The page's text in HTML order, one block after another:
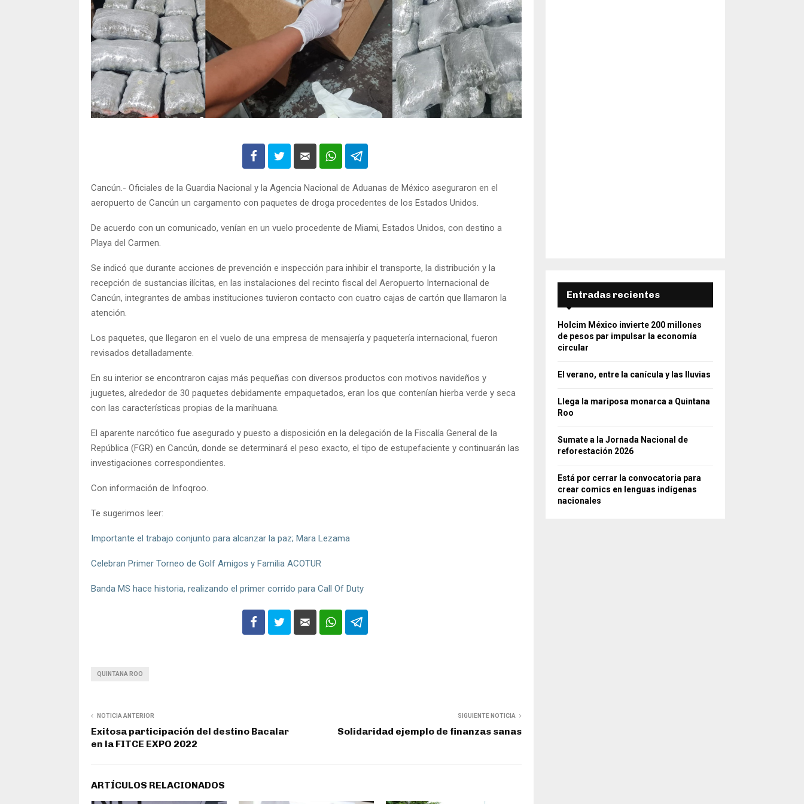
Cancún.- Oficiales de la Guardia Nacional y la Agencia Nacional de Aduanas de México aseguraron en el
aeropuerto de Cancún un cargamento con paquetes de droga procedentes de los Estados Unidos.
De acuerdo con un comunicado, venían en un vuelo procedente de Miami, Estados Unidos, con destino a
Playa del Carmen.
Se indicó que durante acciones de prevención e inspección para inhibir el transporte, la distribución y la
recepción de sustancias ilícitas, en las instalaciones del recinto fiscal del Aeropuerto Internacional de
Cancún, integrantes de ambas instituciones tuvieron contacto con cuatro cajas de cartón que llamaron la
atención.
Los paquetes, que llegaron en el vuelo de una empresa de mensajería y paquetería internacional, fueron
revisados detalladamente.
En su interior se encontraron cajas más pequeñas con diversos productos con motivos navideños y
juguetes, alrededor de 30 paquetes debidamente empaquetados, eran los que contenían hierba verde y seca
con las características propias de la marihuana.
El aparente narcótico fue asegurado y puesto a disposición en la delegación de la Fiscalía General de la
República (FGR) en Cancún, donde se determinará el peso exacto, el tipo de estupefaciente y continuarán las
investigaciones correspondientes.
Con información de Infoqroo.
Te sugerimos leer:
Importante el trabajo conjunto para alcanzar la paz; Mara Lezama
Celebran Primer Torneo de Golf Amigos y Familia ACOTUR
Banda MS hace historia, realizando el primer corrido para Call Of Duty
QUINTANA ROO
NOTICIA ANTERIOR
Exitosa participación del destino Bacalar
en la FITCE EXPO 2022
SIGUIENTE NOTICIA
Solidaridad ejemplo de finanzas sanas
ARTÍCULOS RELACIONADOS
Entradas recientes
Holcim México invierte 200 millones
de pesos par impulsar la economía
circular
El verano, entre la canícula y las lluvias
Llega la mariposa monarca a Quintana
Roo
Sumate a la Jornada Nacional de
reforestación 2026
Está por cerrar la convocatoria para
crear comics en lenguas indígenas
nacionales